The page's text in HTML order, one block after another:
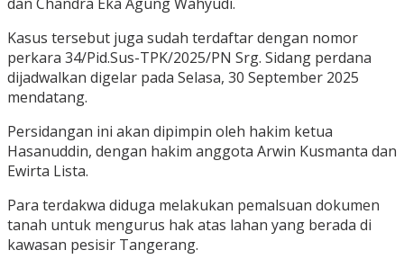
Kasus tersebut juga sudah terdaftar dengan nomor
perkara 34/Pid.Sus-TPK/2025/PN Srg. Sidang perdana
dijadwalkan digelar pada Selasa, 30 September 2025
mendatang.
Persidangan ini akan dipimpin oleh hakim ketua
Hasanuddin, dengan hakim anggota Arwin Kusmanta dan
Ewirta Lista.
Para terdakwa diduga melakukan pemalsuan dokumen
tanah untuk mengurus hak atas lahan yang berada di
kawasan pesisir Tangerang.